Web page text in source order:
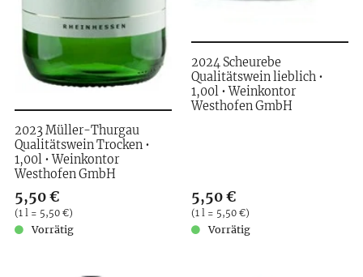
2023 Müller-Thurgau
Qualitätswein Trocken •
1,00l • Weinkontor
Westhofen GmbH
Verkaufspreis: 5,50 €
5,50 €
Preis pro (1 l = 5,50 €)
(1 l = 5,50 €)
Vorrätig
2024 Scheurebe
Qualitätswein lieblich •
1,00l • Weinkontor
Westhofen GmbH
Verkaufspreis: 5,50 €
5,50 €
Preis pro (1 l = 5,50 €)
(1 l = 5,50 €)
Vorrätig